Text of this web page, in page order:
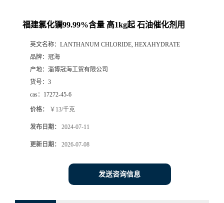
福建氯化镧99.99%含量 高1kg起 石油催化剂用
英文名称： LANTHANUM CHLORIDE, HEXAHYDRATE
品牌： 冠海
产地： 淄博冠海工贸有限公司
货号： 3
cas： 17272-45-6
价格： ￥13/千克
发布日期： 2024-07-11
更新日期： 2026-07-08
发送咨询信息